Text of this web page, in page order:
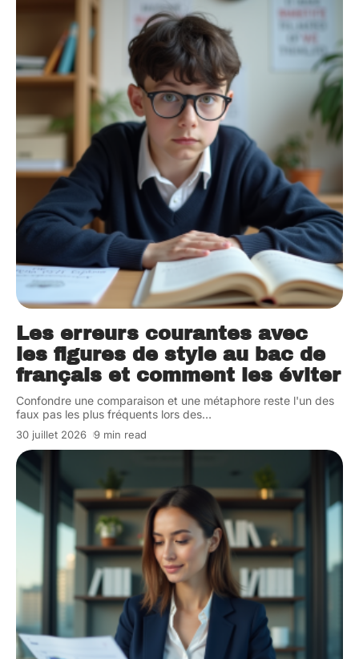
Les erreurs courantes avec
les figures de style au bac de
français et comment les éviter
Confondre une comparaison et une métaphore reste l'un des
faux pas les plus fréquents lors des…
30 juillet 2026 9 min read